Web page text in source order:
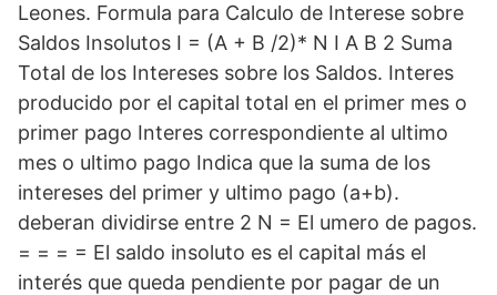
Leones. Formula para Calculo de Interese sobre
Saldos Insolutos I = (A + B /2)* N I A B 2 Suma
Total de los Intereses sobre los Saldos. Interes
producido por el capital total en el primer mes o
primer pago Interes correspondiente al ultimo
mes o ultimo pago Indica que la suma de los
intereses del primer y ultimo pago (a+b).
deberan dividirse entre 2 N = El umero de pagos.
= = = = El saldo insoluto es el capital más el
interés que queda pendiente por pagar de un